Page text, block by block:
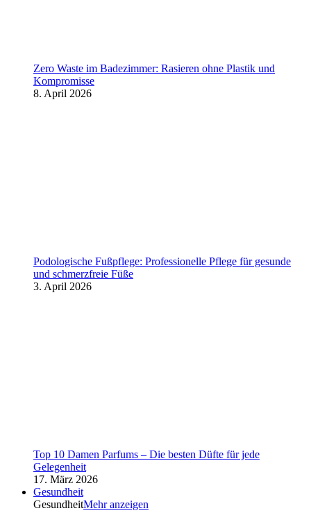
Zero Waste im Badezimmer: Rasieren ohne Plastik und
Kompromisse
8. April 2026
Podologische Fußpflege: Professionelle Pflege für gesunde
und schmerzfreie Füße
3. April 2026
Top 10 Damen Parfums – Die besten Düfte für jede
Gelegenheit
17. März 2026
Gesundheit
GesundheitMehr anzeigen